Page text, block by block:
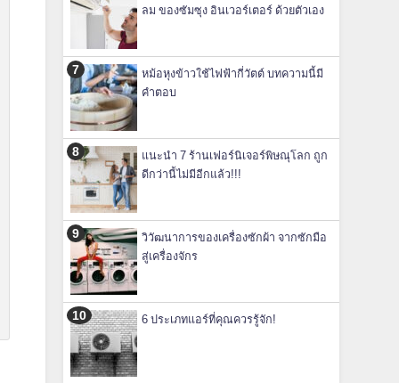
ลม ของซัมซุง อินเวอร์เตอร์ ด้วยตัวเอง
หม้อหุงข้าวใช้ไฟฟ้ากี่วัตต์ บทความนี้มี
คำตอบ
แนะนำ 7 ร้านเฟอร์นิเจอร์พิษณุโลก ถูก
ดีกว่านี้ไม่มีอีกแล้ว!!!
วิวัฒนาการของเครื่องซักผ้า จากซักมือ
สู่เครื่องจักร
6 ประเภทแอร์ที่คุณควรรู้จัก!